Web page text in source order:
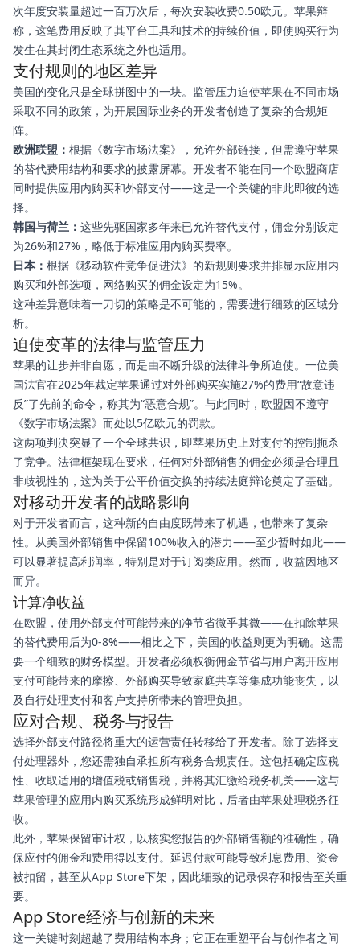
次年度安装量超过一百万次后，每次安装收费0.50欧元。苹果辩
称，这笔费用反映了其平台工具和技术的持续价值，即使购买行为
发生在其封闭生态系统之外也适用。
支付规则的地区差异
美国的变化只是全球拼图中的一块。监管压力迫使苹果在不同市场
采取不同的政策，为开展国际业务的开发者创造了复杂的合规矩
阵。
欧洲联盟： 根据《数字市场法案》，允许外部链接，但需遵守苹果
的替代费用结构和要求的披露屏幕。开发者不能在同一个欧盟商店
同时提供应用内购买和外部支付——这是一个关键的非此即彼的选
择。
韩国与荷兰： 这些先驱国家多年来已允许替代支付，佣金分别设定
为26%和27%，略低于标准应用内购买费率。
日本： 根据《移动软件竞争促进法》的新规则要求并排显示应用内
购买和外部选项，网络购买的佣金设定为15%。
这种差异意味着一刀切的策略是不可能的，需要进行细致的区域分
析。
迫使变革的法律与监管压力
苹果的让步并非自愿，而是由不断升级的法律斗争所迫使。一位美
国法官在2025年裁定苹果通过对外部购买实施27%的费用“故意违
反”了先前的命令，称其为“恶意合规”。与此同时，欧盟因不遵守
《数字市场法案》而处以5亿欧元的罚款。
这两项判决突显了一个全球共识，即苹果历史上对支付的控制扼杀
了竞争。法律框架现在要求，任何对外部销售的佣金必须是合理且
非歧视性的，这为关于公平价值交换的持续法庭辩论奠定了基础。
对移动开发者的战略影响
对于开发者而言，这种新的自由度既带来了机遇，也带来了复杂
性。从美国外部销售中保留100%收入的潜力——至少暂时如此——
可以显著提高利润率，特别是对于订阅类应用。然而，收益因地区
而异。
计算净收益
在欧盟，使用外部支付可能带来的净节省微乎其微——在扣除苹果
的替代费用后为0-8%——相比之下，美国的收益则更为明确。这需
要一个细致的财务模型。开发者必须权衡佣金节省与用户离开应用
支付可能带来的摩擦、外部购买导致家庭共享等集成功能丧失，以
及自行处理支付和客户支持所带来的管理负担。
应对合规、税务与报告
选择外部支付路径将重大的运营责任转移给了开发者。除了选择支
付处理器外，您还需独自承担所有税务合规责任。这包括确定应税
性、收取适用的增值税或销售税，并将其汇缴给税务机关——这与
苹果管理的应用内购买系统形成鲜明对比，后者由苹果处理税务征
收。
此外，苹果保留审计权，以核实您报告的外部销售额的准确性，确
保应付的佣金和费用得以支付。延迟付款可能导致利息费用、资金
被扣留，甚至从App Store下架，因此细致的记录保存和报告至关重
要。
App Store经济与创新的未来
这一关键时刻超越了费用结构本身；它正在重塑平台与创作者之间